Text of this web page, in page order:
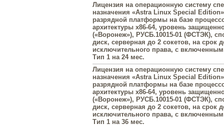
Лицензия на операционную систему
назначения «Astra Linux Special
разрядной платформы на базе
архитектуры х86-64, уровень
(«Воронеж»), РУСБ.10015-01 (ФСТЭК),
диск, серверная до 2 сокетов, на срок
исключительного права, с
Тип 1 на 24 мес.
Лицензия на операционную систему
назначения «Astra Linux Special
разрядной платформы на базе
архитектуры х86-64, уровень
(«Воронеж»), РУСБ.10015-01 (ФСТЭК),
диск, серверная до 2 сокетов, на срок
исключительного права, с
Тип 1 на 36 мес.